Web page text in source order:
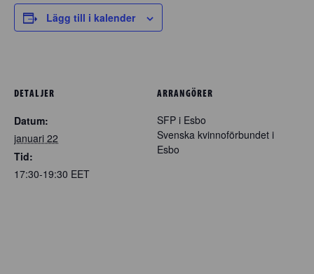
Lägg till i kalender
DETALJER
Datum:
januari 22
Tid:
17:30-19:30 EET
ARRANGÖRER
SFP i Esbo
Svenska kvinnoförbundet i
Esbo